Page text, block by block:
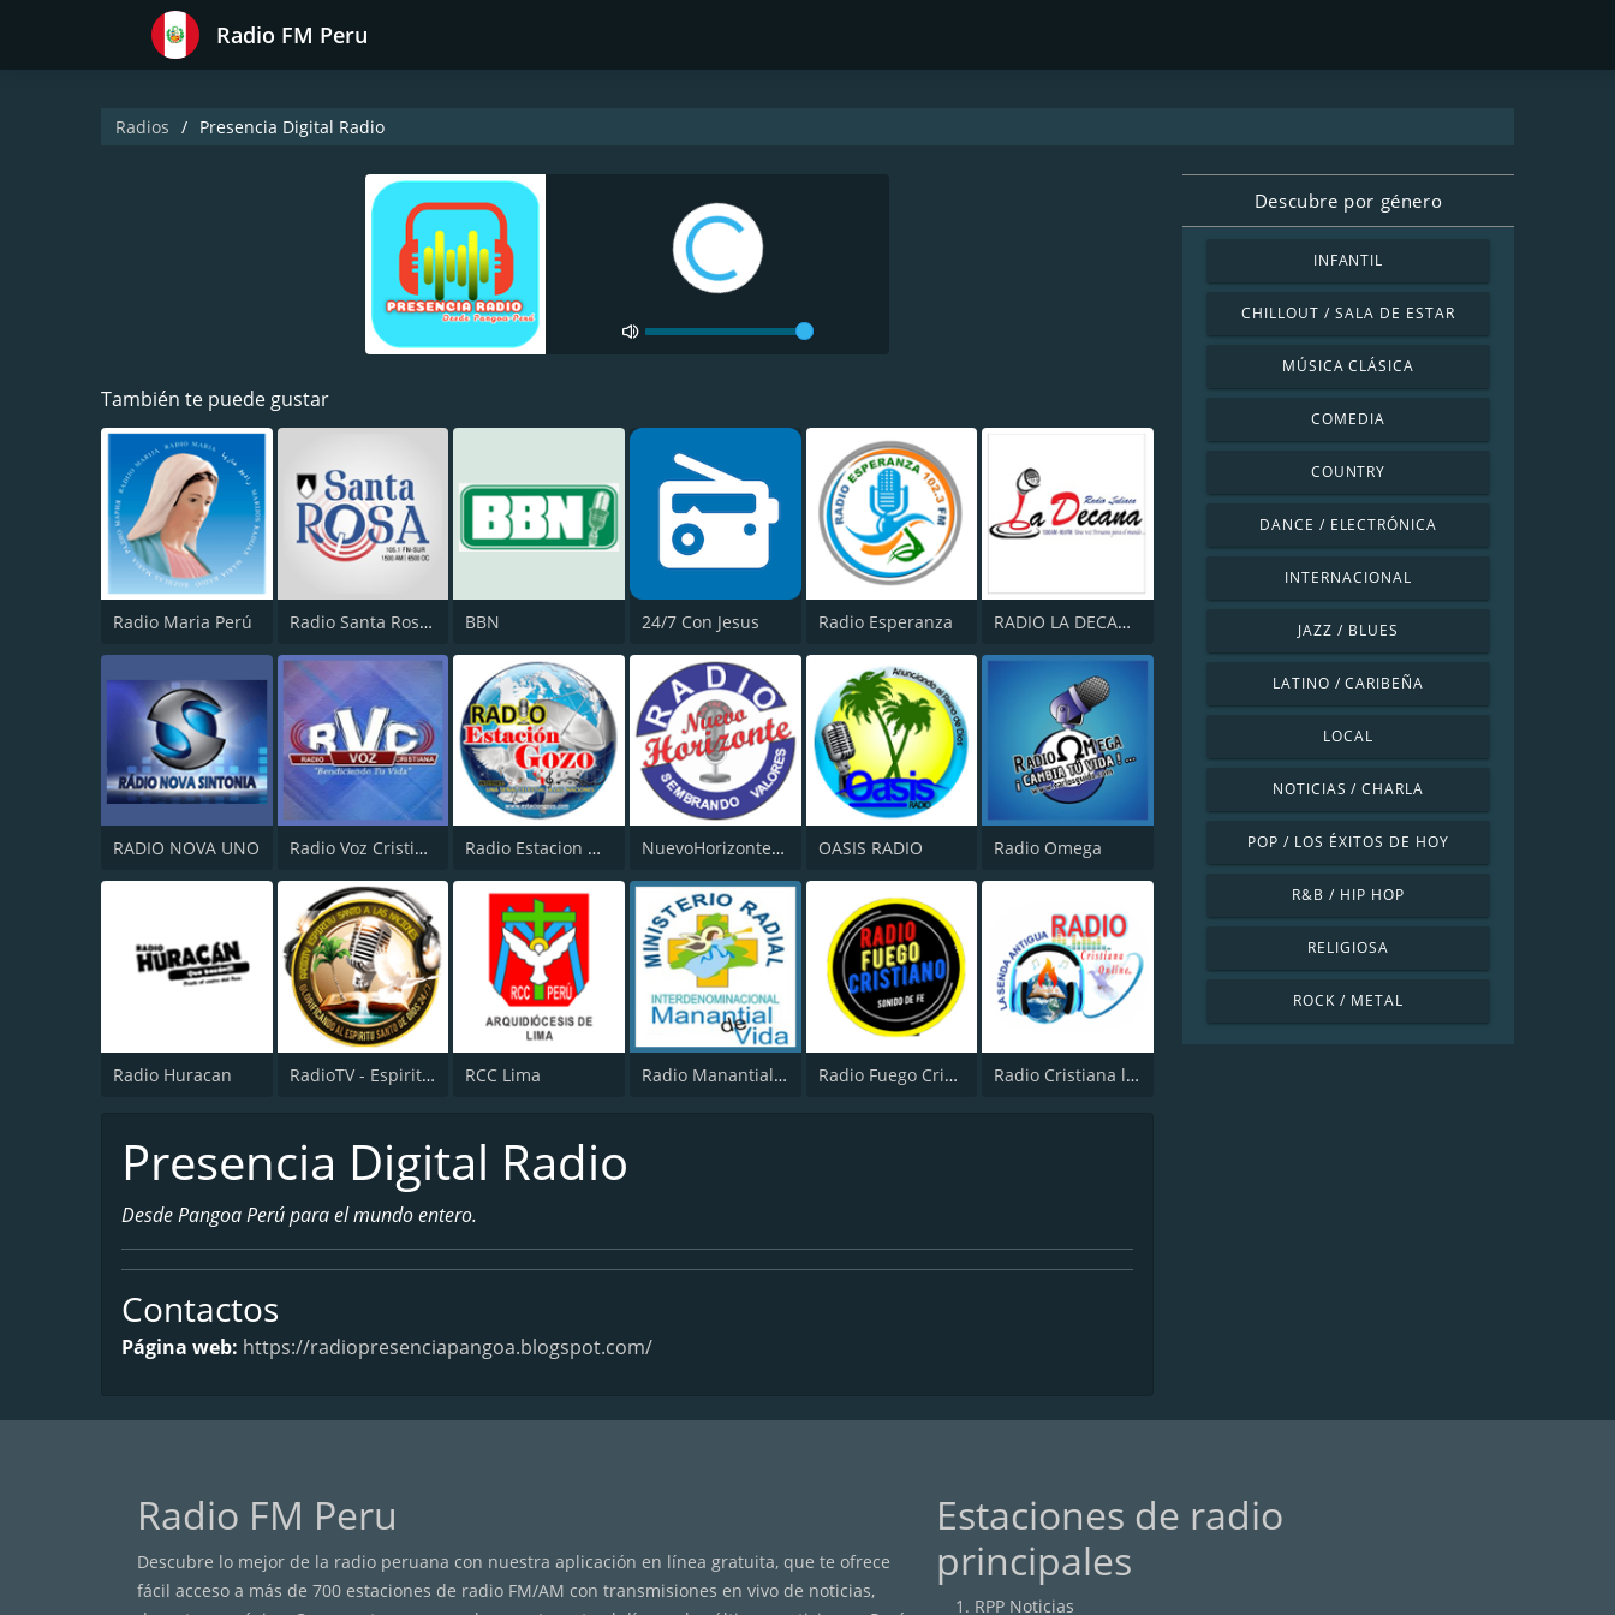
Radio FM Peru
Radios Presencia Digital Radio
También te puede gustar
Radio Maria Perú Radio Santa Rosa 105.1 BBN 24/7 Con Jesus Radio Esperanza RADIO LA DECANA
RADIO NOVA UNO Radio Voz Cristiana Radio Estacion Gozo NuevoHorizonte radio OASIS RADIO Radio Omega
Radio Huracan RadioTV - Espiritu Santo a las Naciones RCC Lima Radio Manantial de Vida Radio Fuego Cristiano Radio Cristiana la Senda Antigua
Presencia Digital Radio
Desde Pangoa Perú para el mundo entero.
Contactos
Página web: https://radiopresenciapangoa.blogspot.com/
Descubre por género
INFANTIL
CHILLOUT / SALA DE ESTAR
MÚSICA CLÁSICA
COMEDIA
COUNTRY
DANCE / ELECTRÓNICA
INTERNACIONAL
JAZZ / BLUES
LATINO / CARIBEÑA
LOCAL
NOTICIAS / CHARLA
POP / LOS ÉXITOS DE HOY
R&B / HIP HOP
RELIGIOSA
ROCK / METAL
Radio FM Peru
Descubre lo mejor de la radio peruana con nuestra aplicación en línea gratuita, que te ofrece
fácil acceso a más de 700 estaciones de radio FM/AM con transmisiones en vivo de noticias,
Estaciones de radio
principales
RPP Noticias